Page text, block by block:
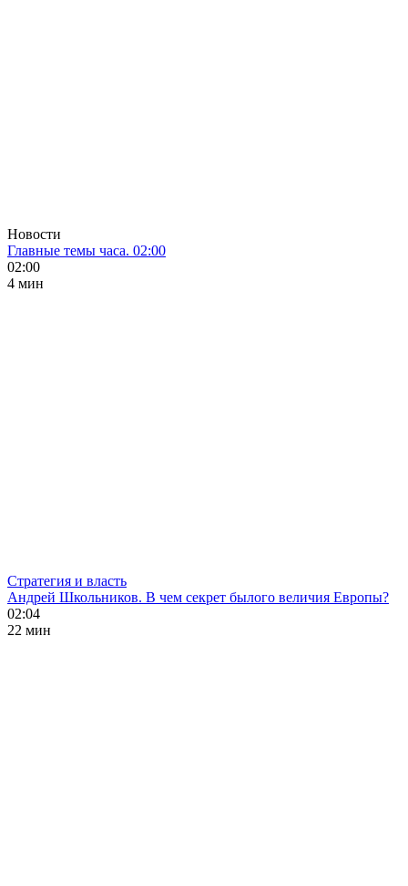
Новости
Главные темы часа. 02:00
02:00
4 мин
Стратегия и власть
Андрей Школьников. В чем секрет былого величия Европы?
02:04
22 мин